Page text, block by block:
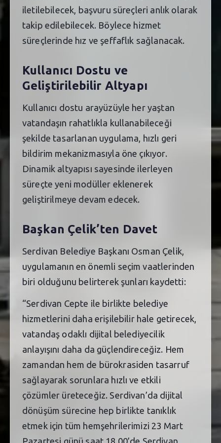
iletilebilecek, başvuru süreçleri anlık olarak
takip edilebilecek. Böylece hizmet
süreçlerinde hız ve şeffaflık sağlanacak.
Kullanıcı Dostu ve
Geliştirilebilir Altyapı
Kullanıcı dostu arayüzüyle her yaştan
vatandaşın rahatlıkla kullanabileceği
şekilde tasarlanan uygulama, hızlı geri
bildirim mekanizmasıyla öne çıkıyor.
Dinamik altyapısı sayesinde ilerleyen
süreçte yeni modüller eklenerek
geliştirilmeye devam edecek.
Başkan Çelik’ten Davet
Serdivan Belediye Başkanı Osman Çelik,
uygulamanın en önemli seçim vaatlerinden
biri olduğunu belirterek şunları kaydetti:
“Serdivan Cepte ile birlikte belediye
hizmetlerini daha erişilebilir hale getirecek,
vatandaş odaklı dijital belediyecilik
anlayışını daha da güçlendireceğiz. Hem
zamandan hem de bürokrasiden tasarruf
sağlayarak sorunlara hızlı ve etkili
çözümler üreteceğiz. Serdivan’da dijital
dönüşüm sürecine hep birlikte tanıklık
etmek için tüm hemşehrilerimizi 23 Mart